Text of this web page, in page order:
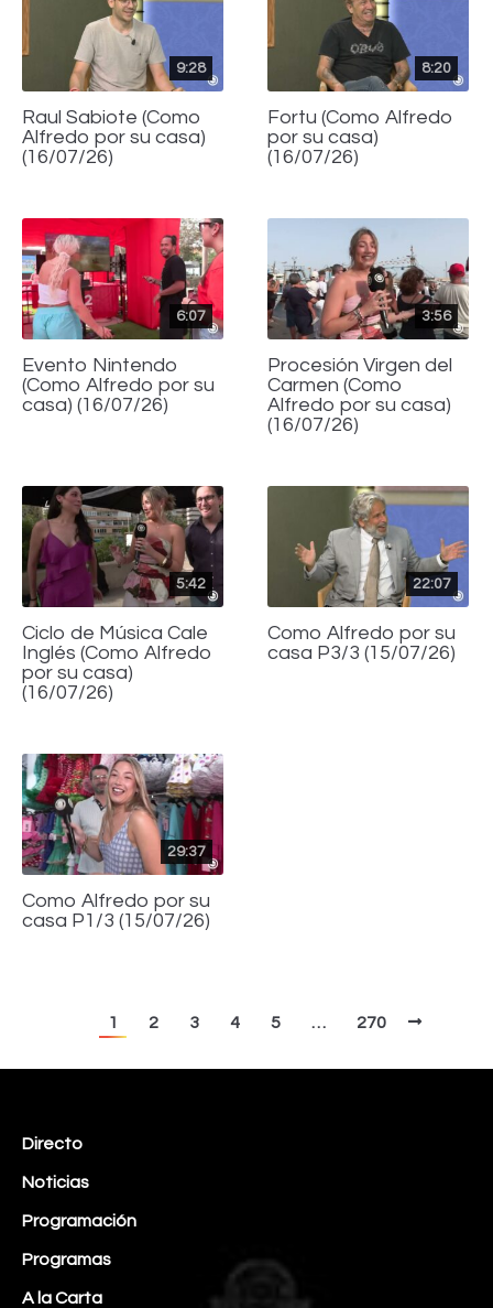
9:28
Raul Sabiote (Como
Alfredo por su casa)
(16/07/26)
8:20
Fortu (Como Alfredo
por su casa)
(16/07/26)
6:07
Evento Nintendo
(Como Alfredo por su
casa) (16/07/26)
3:56
Procesión Virgen del
Carmen (Como
Alfredo por su casa)
(16/07/26)
5:42
Ciclo de Música Cale
Inglés (Como Alfredo
por su casa)
(16/07/26)
22:07
Como Alfredo por su
casa P3/3 (15/07/26)
29:37
Como Alfredo por su
casa P1/3 (15/07/26)
1 2 3 4 5 … 270
Directo
Noticias
Programación
Programas
A la Carta